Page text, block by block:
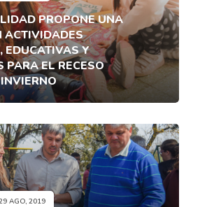
PROPONE UNA
ACTIVIDADES
EDUCATIVAS Y
PARA EL RECESO
AGO, 2019